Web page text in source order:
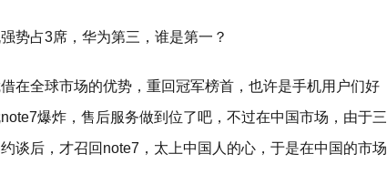
在全球市场的优势，重回冠军榜首，也许是手机用户们好
爆炸，售后服务做到位了吧，不过在中国市场，由于三
谈后，才召回note7，太上中国人的心，于是在中国的市场